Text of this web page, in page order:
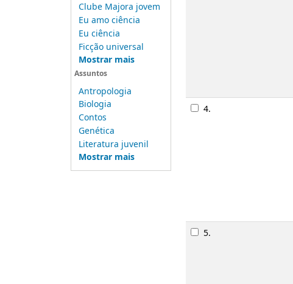
Clube Majora jovem
Eu amo ciência
Eu ciência
Ficção universal
Mostrar mais
Assuntos
Antropologia
Biologia
Contos
Genética
Literatura juvenil
Mostrar mais
4.
5.